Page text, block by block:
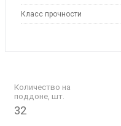
Класс прочности
Количество на
поддоне, шт.
32